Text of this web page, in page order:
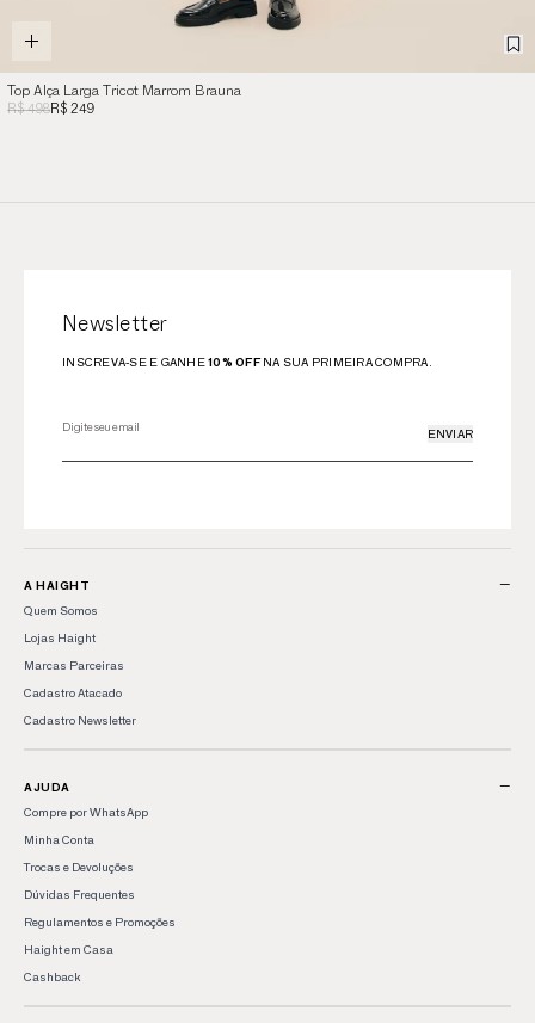
Top Alça Larga Tricot Marrom Brauna
R$ 498R$ 249
Newsletter
INSCREVA-SE E GANHE10% OFFNA SUA PRIMEIRA COMPRA.
ENVIAR
A HAIGHT −
Quem Somos
Lojas Haight
Marcas Parceiras
Cadastro Atacado
Cadastro Newsletter
AJUDA −
Compre por WhatsApp
Minha Conta
Trocas e Devoluções
Dúvidas Frequentes
Regulamentos e Promoções
Haight em Casa
Cashback